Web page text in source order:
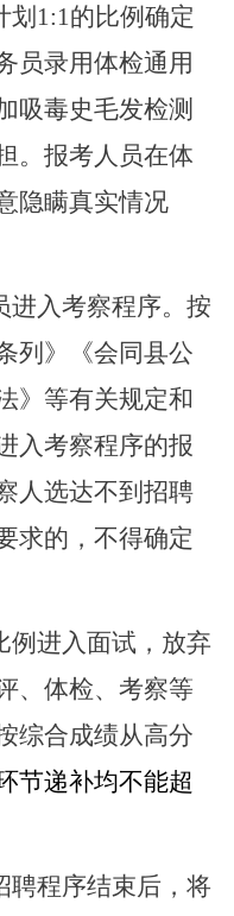
划 1:1 的比例确定
员录用体检通用
吸毒史毛发检测
。报考人员在体
隐瞒真实情况
进入考察程序。按
列》《会同县公
》等有关规定和
入考察程序的报
人选达不到招聘
求的，不得确定
例进入面试，放弃
、体检、考察等
综合成绩从高分
节递补均不能超
聘程序结束后，将